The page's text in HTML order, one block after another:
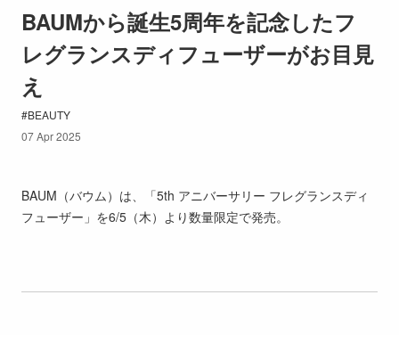
BAUMから誕生5周年を記念したフ
レグランスディフューザーがお目見
え
BEAUTY
07 Apr 2025
BAUM（バウム）は、「5th アニバーサリー フレグランスディ
フューザー」を6/5（木）より数量限定で発売。